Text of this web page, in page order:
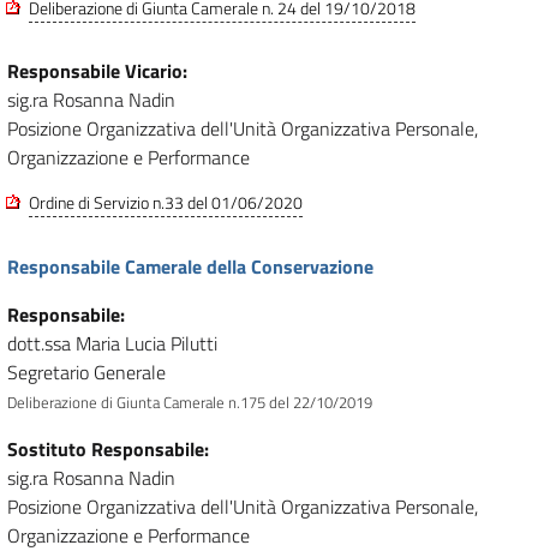
Deliberazione di Giunta Camerale n. 24 del 19/10/2018
Responsabile Vicario:
sig.ra Rosanna Nadin
Posizione Organizzativa dell'Unità Organizzativa Personale,
Organizzazione e Performance
Ordine di Servizio n.33 del 01/06/2020
Responsabile Camerale della Conservazione
Responsabile:
dott.ssa Maria Lucia Pilutti
Segretario Generale
Deliberazione di Giunta Camerale n.175 del 22/10/2019
Sostituto Responsabile:
sig.ra Rosanna Nadin
Posizione Organizzativa dell'Unità Organizzativa Personale,
Organizzazione e Performance